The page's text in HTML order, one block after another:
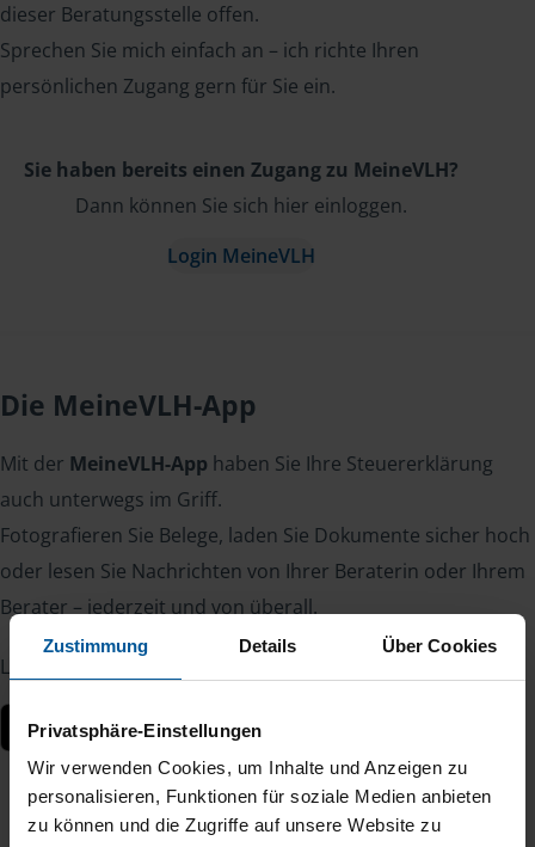
Zustimmung Details Über Cookies
Privatsphäre-Einstellungen
Wir verwenden Cookies, um Inhalte und Anzeigen zu
personalisieren, Funktionen für soziale Medien anbieten
zu können und die Zugriffe auf unsere Website zu
dieser Beratungsstelle offen.
Sprechen Sie mich einfach an – ich richte Ihren
persönlichen Zugang gern für Sie ein.
Sie haben bereits einen Zugang zu MeineVLH?
Dann können Sie sich hier einloggen.
Login MeineVLH
Die MeineVLH-App
Mit der MeineVLH-App haben Sie Ihre Steuererklärung
auch unterwegs im Griff.
Fotografieren Sie Belege, laden Sie Dokumente sicher hoch
oder lesen Sie Nachrichten von Ihrer Beraterin oder Ihrem
Berater – jederzeit und von überall.
Laden Sie die App kostenlos herunter: